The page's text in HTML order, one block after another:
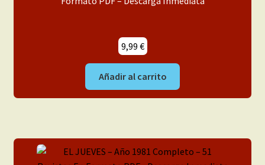
9,99 €
Añadir al carrito